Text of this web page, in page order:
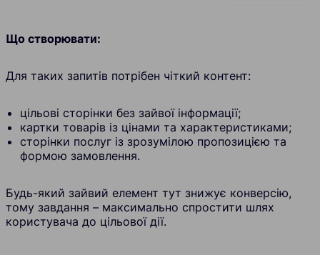
Що створювати:
Для таких запитів потрібен чіткий контент:
цільові сторінки без зайвої інформації;
картки товарів із цінами та характеристиками;
сторінки послуг із зрозумілою пропозицією та
формою замовлення.
Будь-який зайвий елемент тут знижує конверсію,
тому завдання – максимально спростити шлях
користувача до цільової дії.